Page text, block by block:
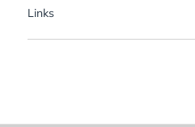
Links